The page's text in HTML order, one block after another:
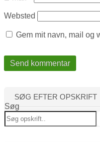
Websted
Gem mit navn, mail og
SØG EFTER OPSKRIFT
Søg